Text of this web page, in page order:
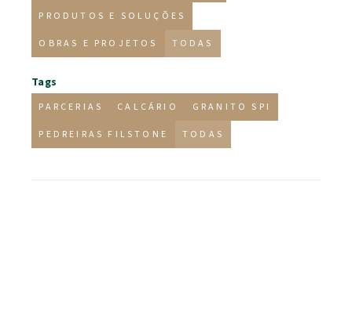
PRODUTOS E SOLUÇÕES
OBRAS E PROJETOS TODAS
Tags
PARCERIAS CALCÁRIO GRANITO SPI
PEDREIRAS FILSTONE TODAS